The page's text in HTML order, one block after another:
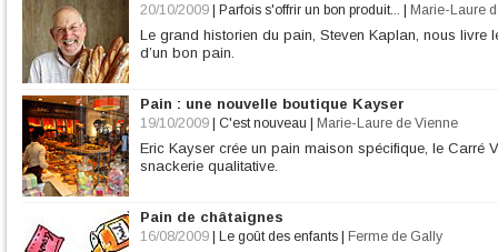
20/10/2009 Parfois s'offrir un bon produit... Marie-Laure
Le grand historien du pain, Steven Kaplan, nous livre
d’un bon pain.
Pain : une nouvelle boutique Kayser
19/10/2009 C'est nouveau Marie-Laure de Vienne
Eric Kayser crée un pain maison spécifique, le Carré
snackerie qualitative.
Pain de châtaignes
16/08/2009 Le goût des enfants Ferme de Gally